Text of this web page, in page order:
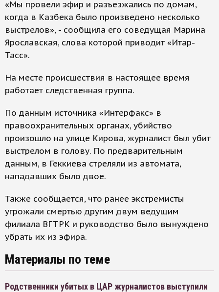
«Мы провели эфир и разъезжались по домам,
когда в Казбека было произведено несколько
выстрелов», - сообщила его соведущая Марина
Ярославская, слова которой приводит «Итар-
Тасс».
На месте происшествия в настоящее время
работает следственная группа.
По данным источника «Интерфакс» в
правоохранительных органах, убийство
произошло на улице Кирова, журналист был убит
выстрелом в голову. По предварительным
данным, в Геккиева стреляли из автомата,
нападавших было двое.
Также сообщается, что ранее экстремисты
угрожали смертью другим двум ведущим
филиала ВГТРК и руководство было вынуждено
убрать их из эфира.
Материалы по теме
Родственники убитых в ЦАР журналистов выступили